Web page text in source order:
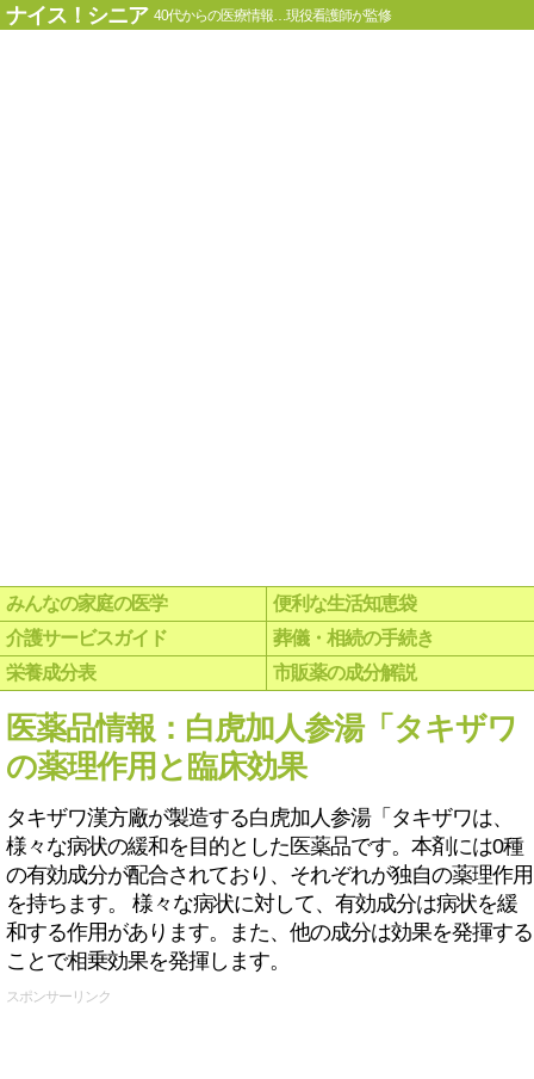
ナイス！シニア 40代からの医療情報…現役看護師が監修
みんなの家庭の医学
便利な生活知恵袋
介護サービスガイド
葬儀・相続の手続き
栄養成分表
市販薬の成分解説
医薬品情報：白虎加人参湯「タキザワ
の薬理作用と臨床効果
タキザワ漢方廠が製造する白虎加人参湯「タキザワは、
様々な病状の緩和を目的とした医薬品です。本剤には0種
の有効成分が配合されており、それぞれが独自の薬理作用
を持ちます。 様々な病状に対して、有効成分は病状を緩
和する作用があります。また、他の成分は効果を発揮する
ことで相乗効果を発揮します。
スポンサーリンク